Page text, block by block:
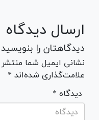
ارسال دیدگاه
دیدگاهتان را بنویسید
نشانی ایمیل شما
علامت‌گذاری شده‌اند *
* دیدگاه